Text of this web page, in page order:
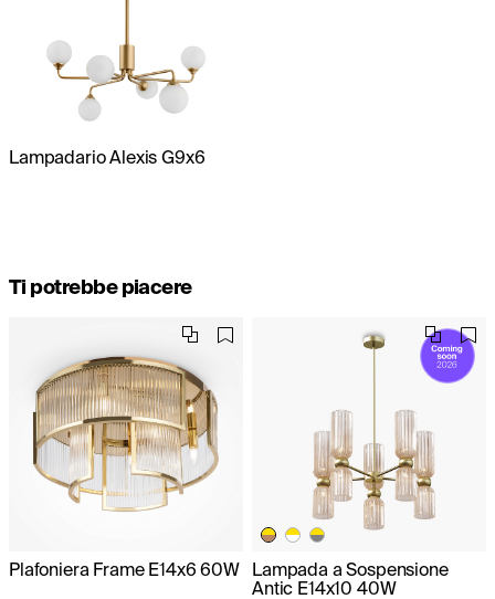
Lampadario Alexis G9x6
Ti potrebbe piacere
Plafoniera Frame E14x6 60W
Lampada a Sospensione
Antic E14x10 40W